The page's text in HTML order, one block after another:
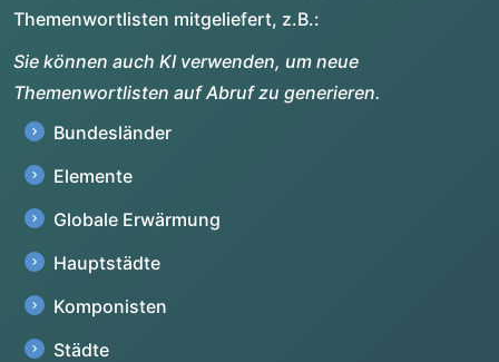
Themenwortlisten mitgeliefert, z.B.:
Sie können auch KI verwenden, um neue
Themenwortlisten auf Abruf zu generieren.
Bundesländer
Elemente
Globale Erwärmung
Hauptstädte
Komponisten
Städte